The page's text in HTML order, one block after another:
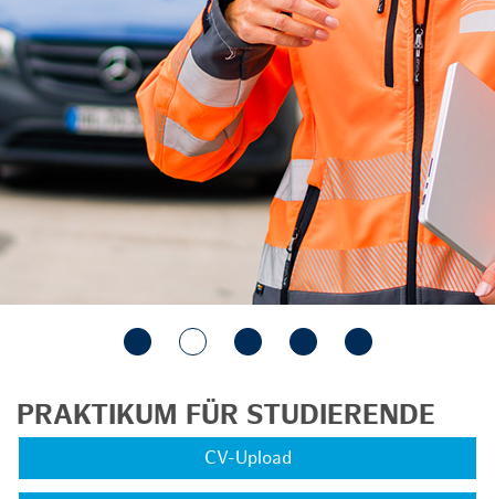
PRAKTIKUM FÜR STUDIERENDE
CV-Upload